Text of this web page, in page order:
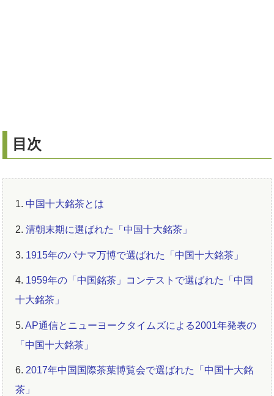
目次
1. 中国十大銘茶とは
2. 清朝末期に選ばれた「中国十大銘茶」
3. 1915年のパナマ万博で選ばれた「中国十大銘茶」
4. 1959年の「中国銘茶」コンテストで選ばれた「中国
十大銘茶」
5. AP通信とニューヨークタイムズによる2001年発表の
「中国十大銘茶」
6. 2017年中国国際茶葉博覧会で選ばれた「中国十大銘
茶」